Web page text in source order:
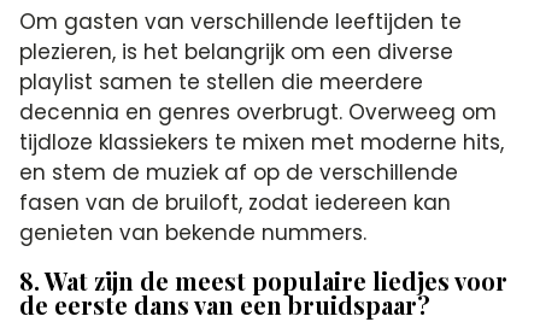
Om gasten van verschillende leeftijden te
plezieren, is het belangrijk om een diverse
playlist samen te stellen die meerdere
decennia en genres overbrugt. Overweeg om
tijdloze klassiekers te mixen met moderne hits,
en stem de muziek af op de verschillende
fasen van de bruiloft, zodat iedereen kan
genieten van bekende nummers.
8. Wat zijn de meest populaire liedjes voor
de eerste dans van een bruidspaar?